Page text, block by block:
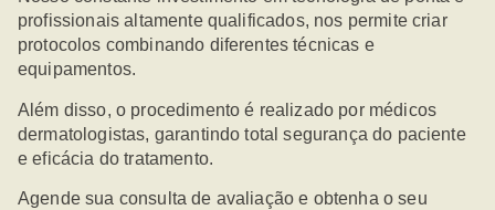
profissionais altamente qualificados, nos permite criar
protocolos combinando diferentes técnicas e
equipamentos.
Além disso, o procedimento é realizado por médicos
dermatologistas, garantindo total segurança do paciente
e eficácia do tratamento.
Agende sua consulta de avaliação e obtenha o seu